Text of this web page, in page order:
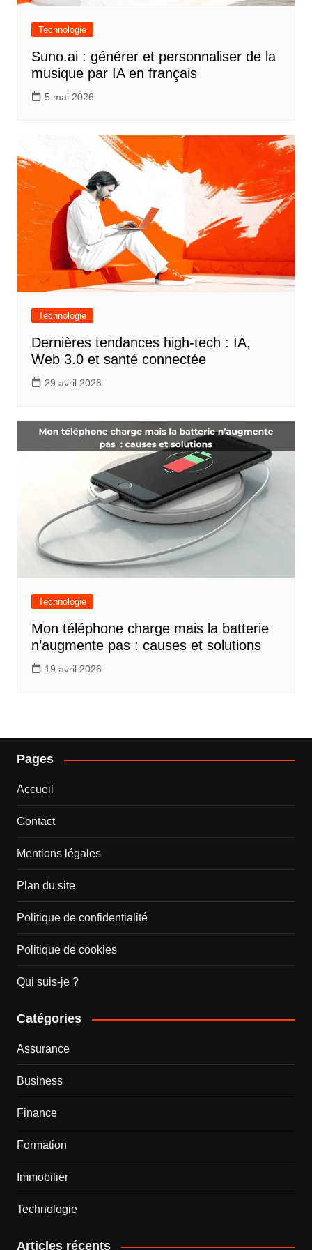
Technologie
Suno.ai : générer et personnaliser de la
musique par IA en français
5 mai 2026
Technologie
Dernières tendances high-tech : IA,
Web 3.0 et santé connectée
29 avril 2026
Technologie
Mon téléphone charge mais la batterie
n’augmente pas : causes et solutions
19 avril 2026
Pages
Accueil
Contact
Mentions légales
Plan du site
Politique de confidentialité
Politique de cookies
Qui suis-je ?
Catégories
Assurance
Business
Finance
Formation
Immobilier
Technologie
Articles récents